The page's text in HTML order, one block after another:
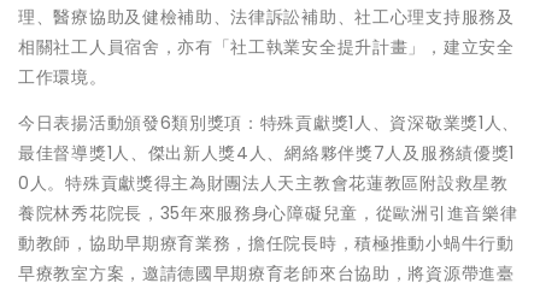
理、醫療協助及健檢補助、法律訴訟補助、社工心理支持服務及
相關社工人員宿舍，亦有「社工執業安全提升計畫」，建立安全
工作環境。
今日表揚活動頒發6類別獎項：特殊貢獻獎1人、資深敬業獎1人、
最佳督導獎1人、傑出新人獎4人、網絡夥伴獎7人及服務績優獎1
0人。特殊貢獻獎得主為財團法人天主教會花蓮教區附設救星教
養院林秀花院長，35年來服務身心障礙兒童，從歐洲引進音樂律
動教師，協助早期療育業務，擔任院長時，積極推動小蝸牛行動
早療教室方案，邀請德國早期療育老師來台協助，將資源帶進臺